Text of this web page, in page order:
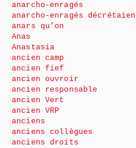
anarcho-enragés
anarcho-enragés
anars qu’on
Anas
Anastasia
ancien camp
ancien fief
ancien ouvroir
ancien responsable
ancien Vert
ancien VRP
anciens
anciens collègues
anciens droits